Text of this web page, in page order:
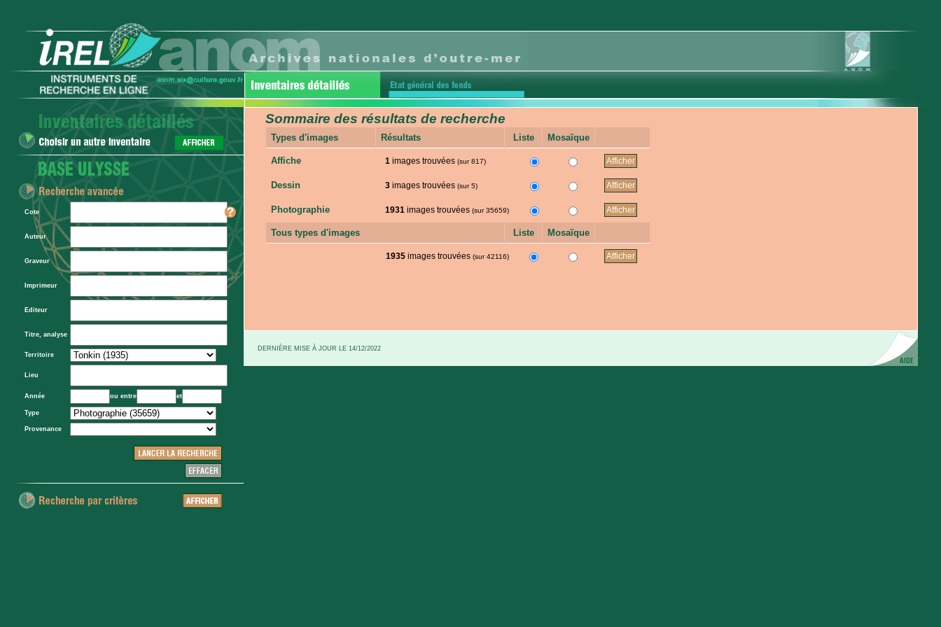
Cote
Auteur
Graveur
Imprimeur
Editeur
Titre, analyse
Territoire
Lieu
Année ou entre et
Type
Provenance
Sommaire des résultats de recherche
Types d'images Résultats Liste Mosaïque
Affiche 1 images trouvées (sur 817)
Dessin 3 images trouvées (sur 5)
Photographie 1931 images trouvées (sur 35659)
Tous types d'images Liste Mosaïque
1935 images trouvées (sur 42116)
DERNIÈRE MISE À JOUR LE 14/12/2022